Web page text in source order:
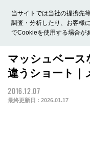
当サイトでは当社の提携先
調査・分析したり、お客様
でCookieを使用する場合が
ホーム モデル募集
マッシュベース
違うショート｜
2016.12.07
最終更新日 : 2026.01.17